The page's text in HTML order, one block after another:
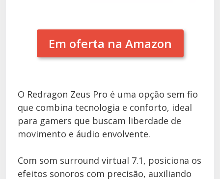
Em oferta na Amazon
O Redragon Zeus Pro é uma opção sem fio
que combina tecnologia e conforto, ideal
para gamers que buscam liberdade de
movimento e áudio envolvente.
Com som surround virtual 7.1, posiciona os
efeitos sonoros com precisão, auxiliando